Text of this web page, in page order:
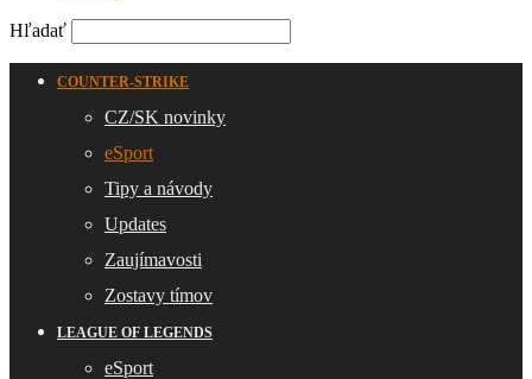
Hľadať
COUNTER-STRIKE
CZ/SK novinky
eSport
Tipy a návody
Updates
Zaujímavosti
Zostavy tímov
LEAGUE OF LEGENDS
eSport